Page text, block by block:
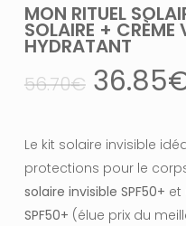
MON RITUEL
SOLAIRE + CRÈME
HYDRATANT
56.70€ Le
initial
était :
36.85
Le kit solaire invisible
protections pour le
solaire invisible SPF50+ et
SPF50+ (élue prix du